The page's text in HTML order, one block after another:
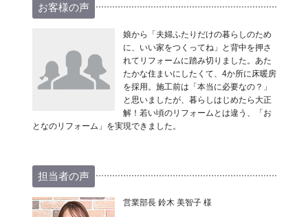
お客様の声
娘から「夫婦ふたりだけの暮らしのため
に、いい家をつくってね」と背中を押さ
れてリフォームに踏み切りました。あた
たかな住まいにしたくて、4か所に床暖房
を採用。施工前は「本当に必要なの？」
と思いましたが、暮らしはじめたら大正
解！若い頃のリフォームとは違う、「お
となのリフォーム」を実現できました。
担当者の声
営業部長 鈴木 美智子 様